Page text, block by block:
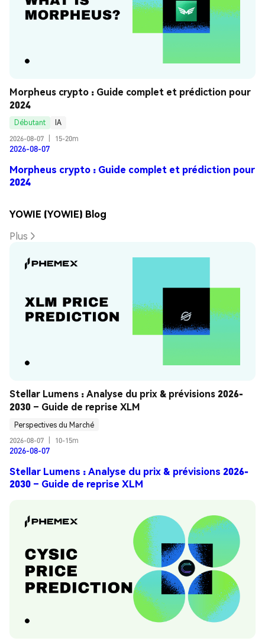
Morpheus crypto : Guide complet et prédiction pour
2024
Débutant
IA
2026-08-07
15-20m
2026-08-07
Morpheus crypto : Guide complet et prédiction pour
2024
YOWIE (YOWIE) Blog
Plus
Stellar Lumens : Analyse du prix & prévisions 2026-
2030 – Guide de reprise XLM
Perspectives du Marché
2026-08-07
10-15m
2026-08-07
Stellar Lumens : Analyse du prix & prévisions 2026-
2030 – Guide de reprise XLM